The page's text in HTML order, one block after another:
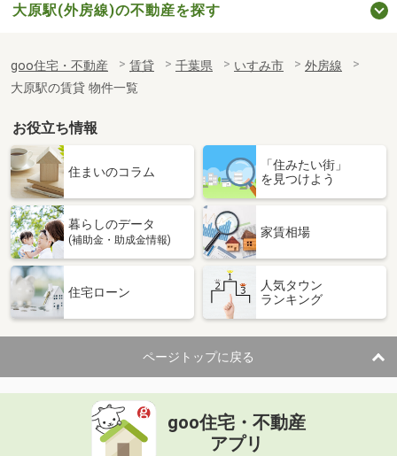
大原駅(外房線)の不動産を探す
goo住宅・不動産 賃貸 千葉県 いすみ市
外房線
大原駅の賃貸 物件一覧
お役立ち情報
住まいのコラム
「住みたい街」
を見つけよう
暮らしのデータ
(補助金・助成金情報)
家賃相場
住宅ローン
人気タウン
ランキング
ページトップに戻る
goo住宅・不動産
アプリ